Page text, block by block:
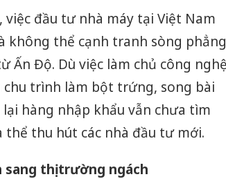
đầu tư nhà máy tại Việt Nam
không thể cạnh tranh sòng phẳng
Độ. Dù việc làm chủ công nghệ
trình làm bột trứng, song bài
hàng nhập khẩu vẫn chưa tìm
thu hút các nhà đầu tư mới.
sang thị trường ngách
án
bán
hại